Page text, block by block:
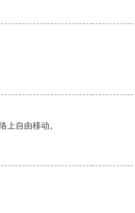
上自由移动。